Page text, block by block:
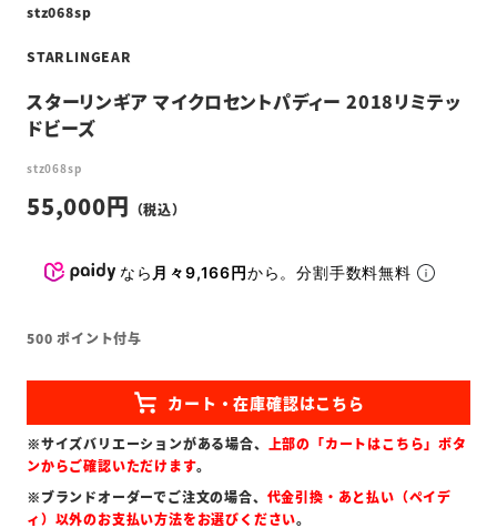
stz068sp
STARLINGEAR
スターリンギア マイクロセントパディー 2018リミテッ
ドビーズ
stz068sp
55,000
なら 月々9,166円から。分割手数料無料
500 ポイント付与
※サイズバリエーションがある場合、 上部の「カートはこちら」ボタ
ンからご確認いただけます。
※ブランドオーダーでご注文の場合、 代金引換・あと払い（ペイデ
ィ）以外のお支払い方法をお選びください。